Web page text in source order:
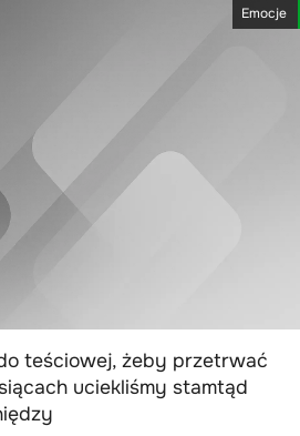
Emocje
teściowej, żeby przetrwać
uciekliśmy stamtąd